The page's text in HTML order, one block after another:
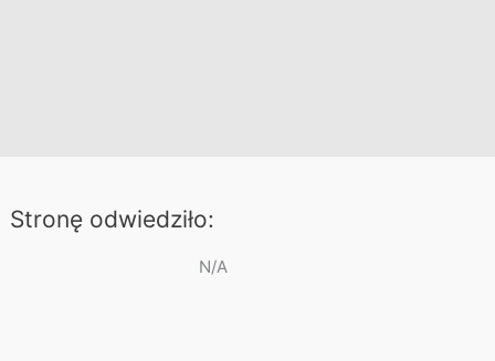
Stronę odwiedziło:
N/A